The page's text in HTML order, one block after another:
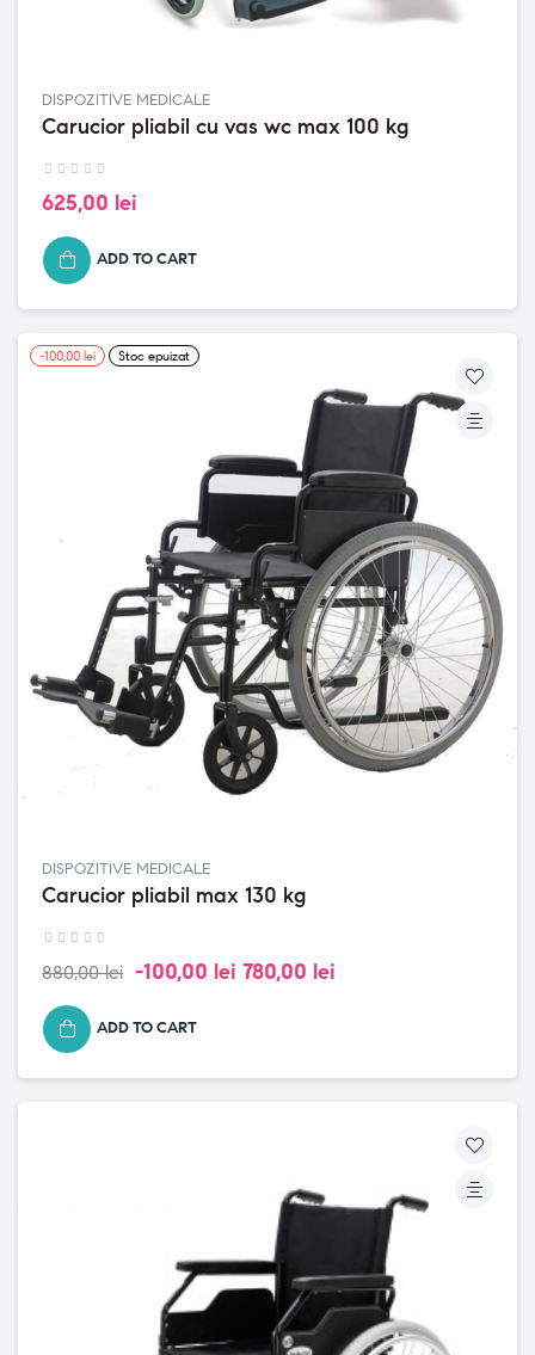
DISPOZITIVE MEDICALE
Carucior pliabil cu vas wc max 100 kg
625,00 lei
ADD TO CART
-100,00 lei Stoc epuizat
DISPOZITIVE MEDICALE
Carucior pliabil max 130 kg
880,00 lei -100,00 lei 780,00 lei
ADD TO CART